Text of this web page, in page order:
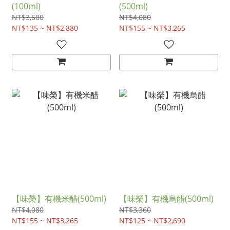
(100ml)
NT$3,600
NT$135 ~ NT$2,880
(500ml)
NT$4,080
NT$155 ~ NT$3,265
【味榮】有機米醋(500ml)
NT$4,080
NT$155 ~ NT$3,265
【味榮】有機烏醋(500ml)
NT$3,360
NT$125 ~ NT$2,690